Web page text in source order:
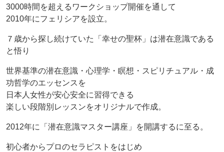
3000時間を超えるワークショップ開催を通して
2010年にフェリシアを設立。
７歳から探し続けていた「幸せの聖杯」は潜在意識である
と悟り
世界基準の潜在意識・心理学・瞑想・スピリチュアル・成
功哲学のエッセンスを
日本人女性が安心安全に習得できる
楽しい段階別レッスンをオリジナルで作成。
2012年に「潜在意識マスター講座」を開講するに至る。
初心者からプロのセラピストをはじめ